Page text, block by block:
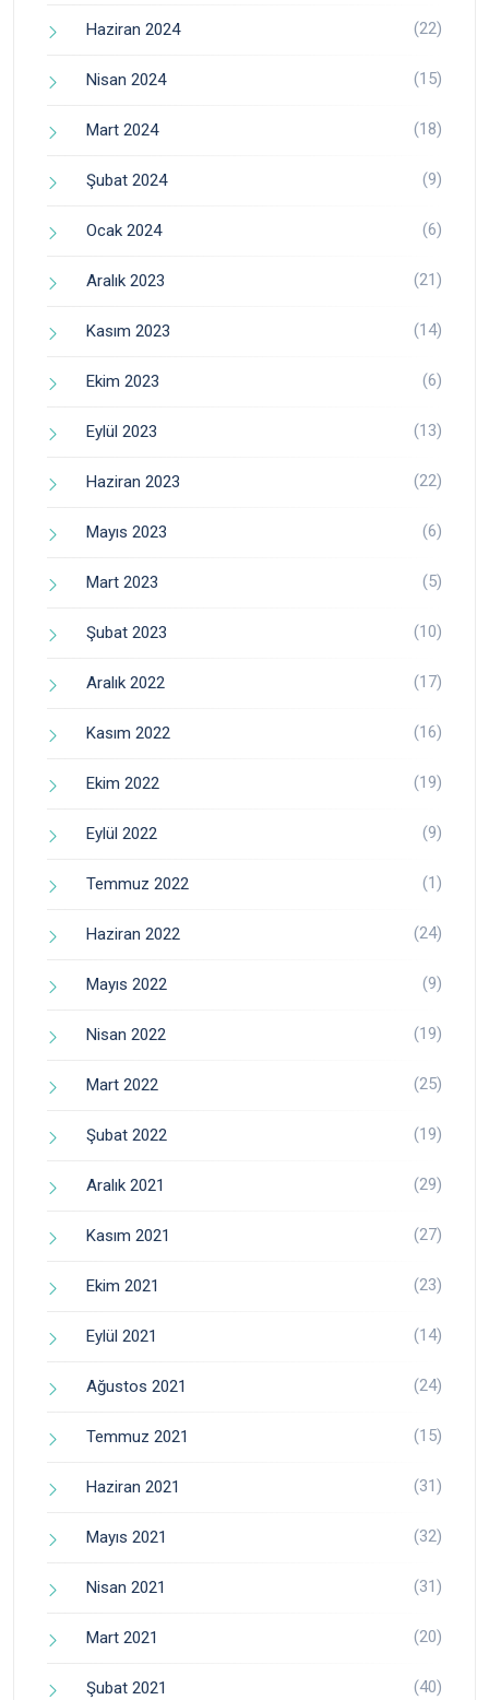
Haziran 2024 (22)
Nisan 2024 (15)
Mart 2024 (18)
Şubat 2024 (9)
Ocak 2024 (6)
Aralık 2023 (21)
Kasım 2023 (14)
Ekim 2023 (6)
Eylül 2023 (13)
Haziran 2023 (22)
Mayıs 2023 (6)
Mart 2023 (5)
Şubat 2023 (10)
Aralık 2022 (17)
Kasım 2022 (16)
Ekim 2022 (19)
Eylül 2022 (9)
Temmuz 2022 (1)
Haziran 2022 (24)
Mayıs 2022 (9)
Nisan 2022 (19)
Mart 2022 (25)
Şubat 2022 (19)
Aralık 2021 (29)
Kasım 2021 (27)
Ekim 2021 (23)
Eylül 2021 (14)
Ağustos 2021 (24)
Temmuz 2021 (15)
Haziran 2021 (31)
Mayıs 2021 (32)
Nisan 2021 (31)
Mart 2021 (20)
Şubat 2021 (40)